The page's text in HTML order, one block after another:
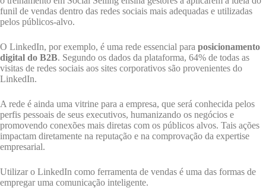
funil de vendas dentro das redes sociais mais adequadas e utilizadas
pelos públicos-alvo.
O LinkedIn, por exemplo, é uma rede essencial para posicionamento
digital do B2B. Segundo os dados da plataforma, 64% de todas as
visitas de redes sociais aos sites corporativos são provenientes do
LinkedIn.
A rede é ainda uma vitrine para a empresa, que será conhecida pelos
perfis pessoais de seus executivos, humanizando os negócios e
promovendo conexões mais diretas com os públicos alvos. Tais ações
impactam diretamente na reputação e na comprovação da expertise
empresarial.
Utilizar o LinkedIn como ferramenta de vendas é uma das formas de
empregar uma comunicação inteligente.